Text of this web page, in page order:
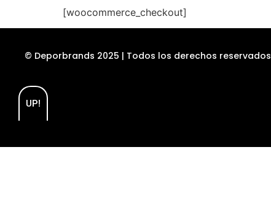
[woocommerce_checkout]
© Deporbrands 2025 | Todos los derechos reservados
UP!